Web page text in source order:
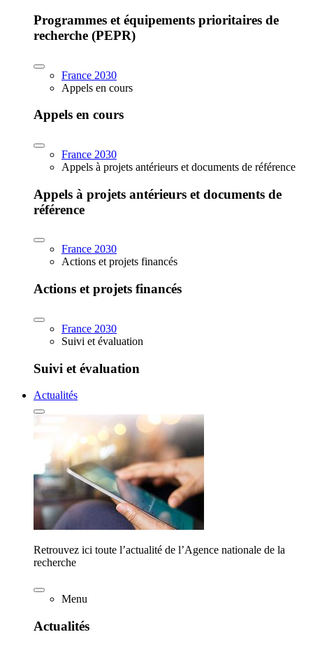
Programmes et équipements prioritaires de
recherche (PEPR)
France 2030
Appels en cours
Appels en cours
France 2030
Appels à projets antérieurs et documents de référence
Appels à projets antérieurs et documents de
référence
France 2030
Actions et projets financés
Actions et projets financés
France 2030
Suivi et évaluation
Suivi et évaluation
Actualités
Retrouvez ici toute l’actualité de l’Agence nationale de la
recherche
Menu
Actualités